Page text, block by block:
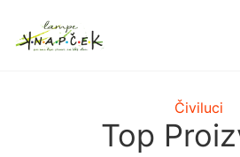
Čiviluci
Top